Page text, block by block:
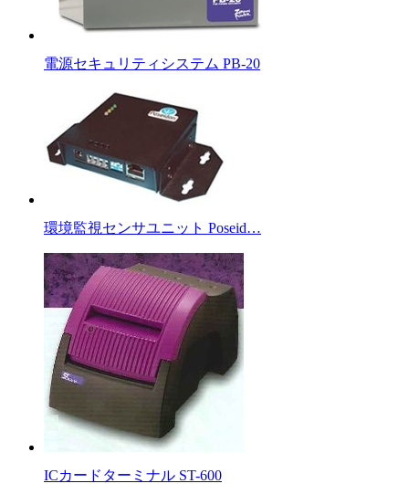
電源セキュリティシステム PB-20
環境監視センサユニット Poseid…
ICカードターミナル ST-600